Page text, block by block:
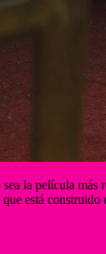
sea la película más
está